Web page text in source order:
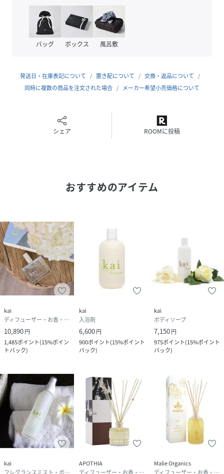
性別タイプ ユニセックス
アメリカ
品番
JD4490_KA
バッグ ボックス 風呂敷
発送日・在庫表記について 置き配について
交換・返品について
同時に複数の商品を注文された場合
メーカー希望小売価格について
シェア ROOMに投稿
おすすめのアイテム
kai
ディフューザー・お香・アロマオイル・キャンドル
10,890円
1,485ポイント(15%ポイン
トバック)
kai
入浴剤
6,600円
900ポイント(15%ポイント
バック)
kai
ボディソープ
7,150円
975ポイント(15%ポイント
バック)
kai
フレグランスミスト・ボディミスト
APOTHIA
ディフューザー・お香・アロマオイル・キャンドル
Malie Organics
ディフューザー・お香・アロマオイル・キャンドル